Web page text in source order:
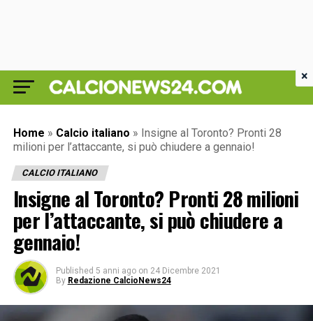
Home » Calcio italiano » Insigne al Toronto? Pronti 28
milioni per l’attaccante, si può chiudere a gennaio!
CALCIO ITALIANO
Insigne al Toronto? Pronti 28 milioni
per l’attaccante, si può chiudere a
gennaio!
Published 5 anni ago on 24 Dicembre 2021
By Redazione CalcioNews24
×